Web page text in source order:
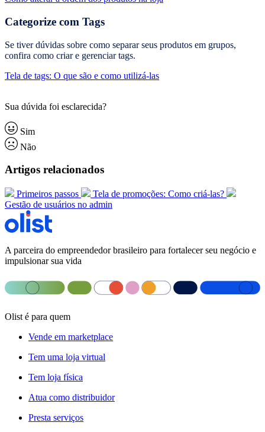
Categorize com Tags
Se tiver dúvidas sobre como separar seus produtos em grupos,
confira como criar e gerenciar tags.
Tela de tags: O que são e como utilizá-las
Sua dúvida foi esclarecida?
Sim
Não
Artigos relacionados
Primeiros passos
Tela de promoções: Como criá-las?
Gestão de usuários no admin
A parceira do empreendedor brasileiro para fortalecer seu negócio e
impulsionar sua vida
Olist é para quem
Vende em marketplace
Tem uma loja virtual
Tem loja física
Atua como distribuidor
Presta serviços